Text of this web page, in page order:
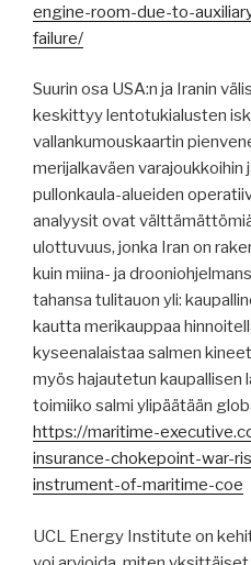
engine-room-due-to-
failure/
Suurin osa USA:n ja Iranin
keskittyy lentotukialusten
vallankumouskaartin
merijalkaväen varajoukkoihin
pullonkaula-alueiden
analyysit ovat
ulottuvuus, jonka Iran on
kuin miina- ja
tahansa tulitauon yli:
kautta merikauppaa
kyseenalaistaa salmen
myös hajautetun kaupallisen
toimiiko salmi ylipäätään
https://maritime-
insurance-chokepoint-war-
instrument-of-maritime-coe
UCL Energy Institute on